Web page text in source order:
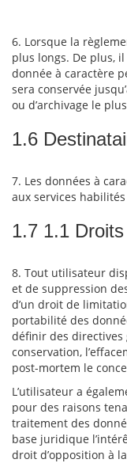
6. Lorsque la
plus longs. De plus, il
donnée à caractère
sera conservée
ou d’archivage le
1.6
7. Les données à
aux services habilités
1.7 1.1 Droits
8. Tout utilisateur
et de suppression
d’un droit de
portabilité des
définir des directives
conservation,
post-mortem le
L’utilisateur a
pour des raisons
traitement des
base juridique
droit d’opposition à